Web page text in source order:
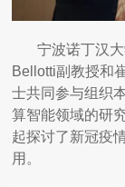
宁波诺丁汉
Bellotti副教授和
士共同参与组织
算智能领域的研
起探讨了新冠疫
用。